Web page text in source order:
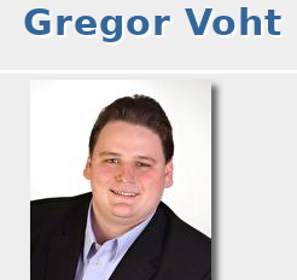
Gregor Voht